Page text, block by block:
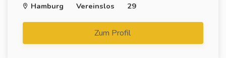
Hamburg
Vereinslos
29
Zum Profil